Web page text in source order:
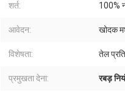
शर्त: 100%
आवेदन: खोदक
विशेषता: तेल
प्रमुखता देना: रबड़